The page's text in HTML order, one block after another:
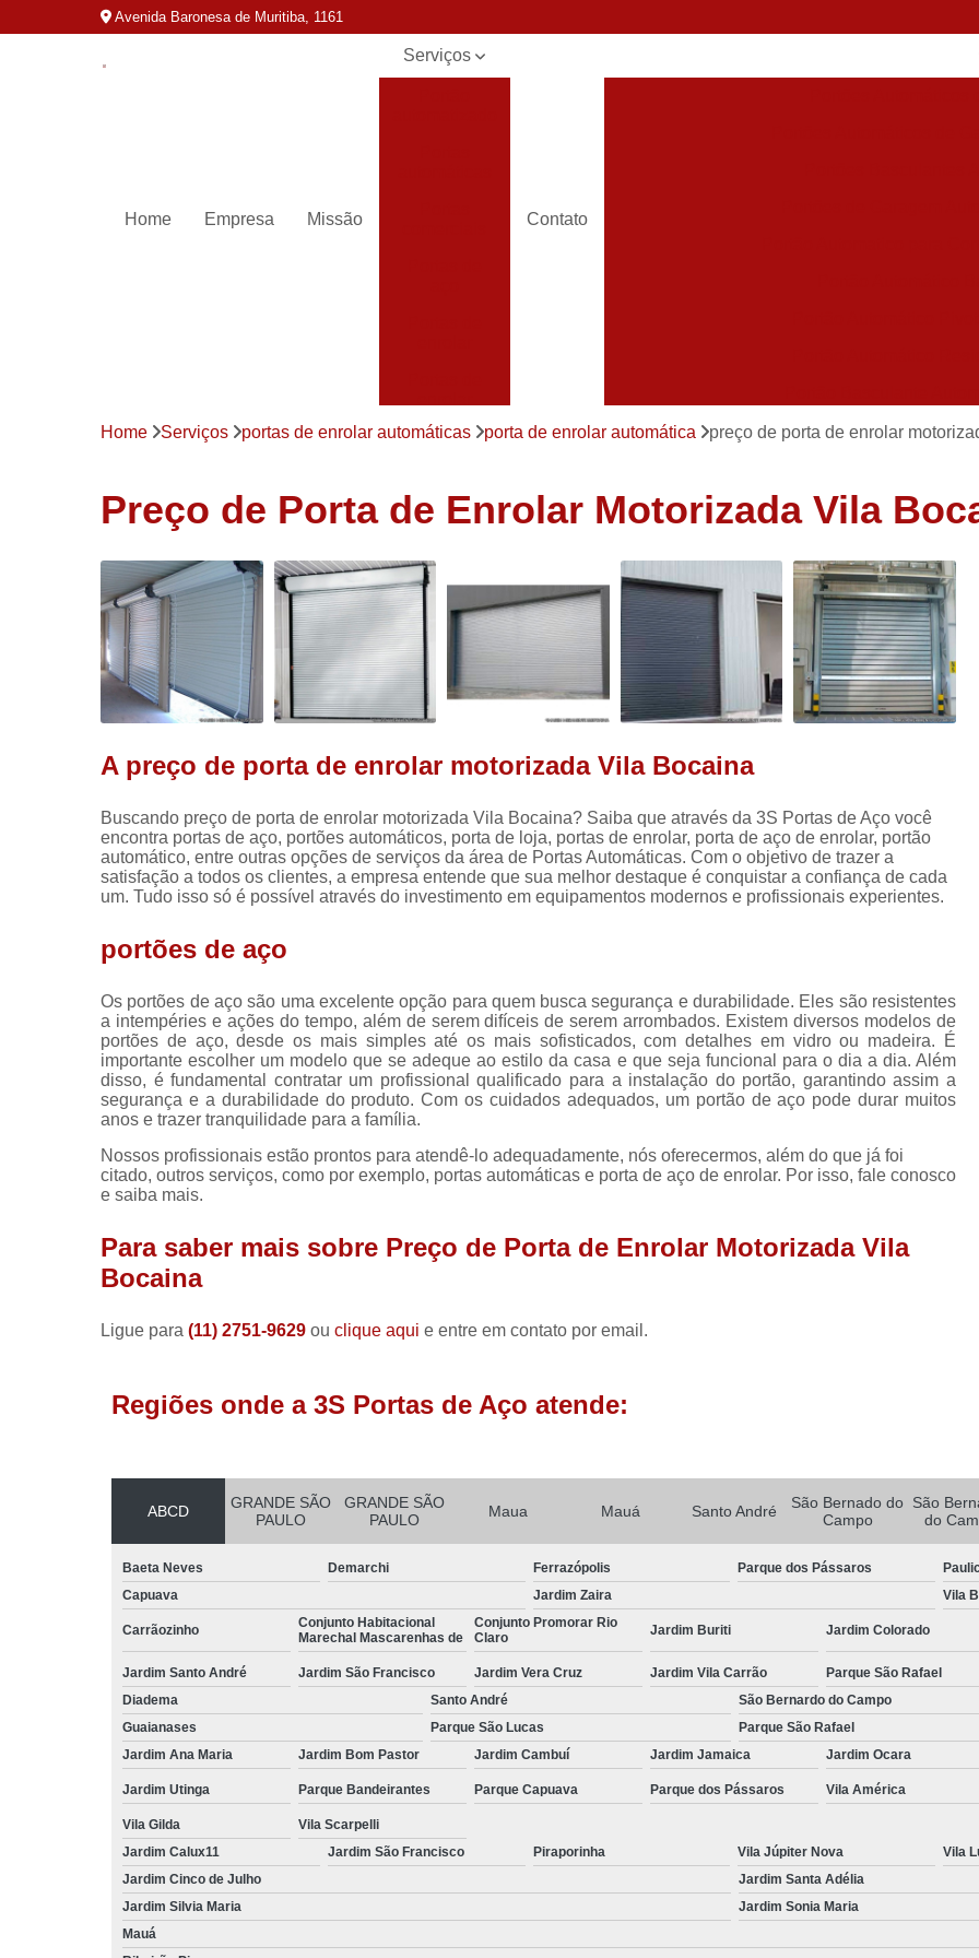
Avenida Baronesa de Muritiba, 1161
Home Empresa Missão
Serviços
Portas
Portas rolo
automáticas
Portões
automáticos
Portões de
aço
Contato
Portão de Correr
Porta Aço Automática Loja
Porta
Porta Automática para Loja
Porta
Porta Comercial
Porta
Porta Comercial de Enrolar
Porta
Porta de Enrolar Comercial
Porta de Ferro Comercial
Porta de
Porta de Aço Automatizada
Porta
Porta de Aço Nova
Porta de
Porta de Aço Resistente
Porta de Aço Rolo
Porta de
Porta de Enrolar Automatizada
Porta de Enrolar Automática Comercial
Porta de Enrolar Automática para Comércio
Porta de Enrolar de Aço
Porta de Aço Loja
Porta de Aço para Loja
Porta Rolante Automática para Loja
Porta Rolante de Aço Automática
Porta
Porta Rolo Automática
Porta Rolo Automática para
Porta Rolo Automática
Porta Rolo de Aço Automática
Porta Rolo Motorizada
Portão
Portão Automático Aço
Portão Automático Comercial
Portão Automático de Garagem
Portão Automático Duas Bandas
Portão
Portão Automático para Garagem
Home Serviços portas de enrolar automáticas porta de enrolar automática preço de porta de enrolar
Preço de Porta de Enrolar Motorizada Vila
A preço de porta de enrolar motorizada Vila Bocaina
Buscando preço de porta de enrolar motorizada Vila Bocaina? Saiba que através da 3S Portas de Aço você
encontra portas de aço, portões automáticos, porta de loja, portas de enrolar, porta de aço de enrolar, portão
automático, entre outras opções de serviços da área de Portas Automáticas. Com o objetivo de trazer a
satisfação a todos os clientes, a empresa entende que sua melhor destaque é conquistar a confiança de cada
um. Tudo isso só é possível através do investimento em equipamentos modernos e profissionais experientes.
portões de aço
Os portões de aço são uma excelente opção para quem busca segurança e durabilidade. Eles são resistentes
a intempéries e ações do tempo, além de serem difíceis de serem arrombados. Existem diversos modelos de
portões de aço, desde os mais simples até os mais sofisticados, com detalhes em vidro ou madeira. É
importante escolher um modelo que se adeque ao estilo da casa e que seja funcional para o dia a dia. Além
disso, é fundamental contratar um profissional qualificado para a instalação do portão, garantindo assim a
segurança e a durabilidade do produto. Com os cuidados adequados, um portão de aço pode durar muitos
anos e trazer tranquilidade para a família.
Nossos profissionais estão prontos para atendê-lo adequadamente, nós oferecermos, além do que já foi
citado, outros serviços, como por exemplo, portas automáticas e porta de aço de enrolar. Por isso, fale conosco
e saiba mais.
Para saber mais sobre Preço de Porta de Enrolar Motorizada Vila
Bocaina
Ligue para (11) 2751-9629 ou clique aqui e entre em contato por email.
Regiões onde a 3S Portas de Aço atende:
ABCD
GRANDE SÃO
PAULO
GRANDE SÃO
PAULO
Maua Mauá Santo André
São Bernado do
Campo
São
do
Baeta Neves Demarchi Ferrazópolis Parque dos Pássaros
Capuava
Jardim Zaira Vila
Carrãozinho
Conjunto Habitacional
Marechal Mascarenhas de
Conjunto Promorar Rio
Claro
Jardim Buriti Jardim Colorado
Jardim Santo André Jardim São Francisco Jardim Vera Cruz Jardim Vila Carrão Parque São Rafael
Diadema
Santo André São Bernardo do Campo
Guaianases
Parque São Lucas Parque São Rafael
Jardim Ana Maria
Jardim Bom Pastor Jardim Cambuí Jardim Jamaica Jardim Ocara
Jardim Utinga Parque Bandeirantes Parque Capuava Parque dos Pássaros Vila América
Vila Gilda
Vila Scarpelli
Jardim Calux11
Jardim São Francisco Piraporinha Vila Júpiter Nova Vila
Jardim Cinco de Julho
Jardim Santa Adélia
Jardim Silvia Maria
Jardim Sonia Maria
Mauá